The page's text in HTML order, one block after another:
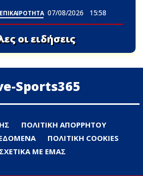
07/08/2026 15:58
οι ειδήσεις
Sports365
ΠΟΛΙΤΙΚΗ ΑΠΟΡΡΗΤΟΥ
ΠΟΛΙΤΙΚΗ COOKIES
ΣΧΕΤΙΚΑ ΜΕ ΕΜΑΣ